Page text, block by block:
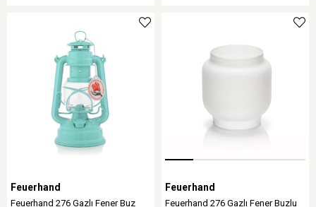
Feuerhand
Feuerhand 276 Gazlı Fener Buz
Feuerhand
Feuerhand 276 Gazlı Fener Buzlu